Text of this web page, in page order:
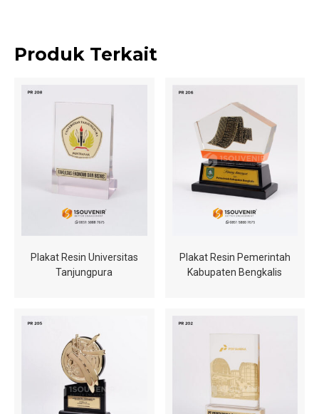
Produk Terkait
Plakat Resin Universitas
Tanjungpura
Plakat Resin Pemerintah
Kabupaten Bengkalis